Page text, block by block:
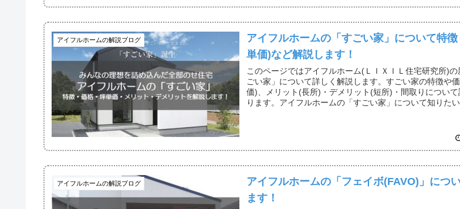
アイフルホームの解説ブログ
アイフルホームの「すごい家」について特
単価)など解説します！
このページではアイフルホーム(ＬＩＸＩＬ住宅研究所)の
ごい家」について詳しく解説します。すごい家の特徴や
価)、メリット(長所)・デメリット(短所)・間取りについ
ります。アイフルホームの「すごい家」について知りたい
アイフルホームの解説ブログ
アイフルホームの「フェイボ(FAVO)」につ
ます！